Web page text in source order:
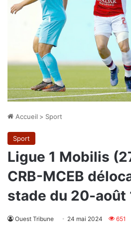
Accueil > Sport
Sport
Ligue 1 Mobilis
CRB-MCEB
stade du 20-août
Ouest Tribune 24 mai 2024 651